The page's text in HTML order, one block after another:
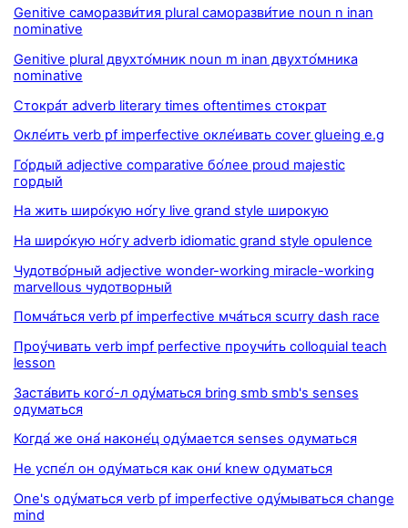
Genitive саморазви́тия plural саморазви́тие noun n inan
nominative
Genitive plural двухто́мник noun m inan двухто́мника
nominative
Стокра́т adverb literary times oftentimes стократ
Окле́ить verb pf imperfective окле́ивать cover glueing e.g
Го́рдый adjective comparative бо́лее proud majestic
гордый
На жить широ́кую но́гу live grand style широкую
На широ́кую но́гу adverb idiomatic grand style opulence
Чудотво́рный adjective wonder-working miracle-working
marvellous чудотворный
Помча́ться verb pf imperfective мча́ться scurry dash race
Проу́чивать verb impf perfective проучи́ть colloquial teach
lesson
Заста́вить кого́-л оду́маться bring smb smb's senses
одуматься
Когда́ же она́ наконе́ц оду́мается senses одуматься
Не успе́л он оду́маться как они́ knew одуматься
One's оду́маться verb pf imperfective оду́мываться change
mind